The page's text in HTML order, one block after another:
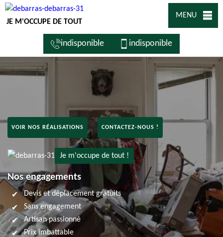
JE M'OCCUPE DE TOUT
MENU
indisponible indisponible
VOIR NOS RÉALISATIONS CONTACTEZ-NOUS !
Je m'occupe de tout !
Nos engagements
Devis et déplacement gratuits
Sans engagement
Artisan passionné
Prix imbattable